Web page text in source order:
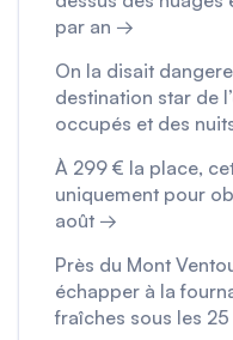
par an →
On la disait
destination star de
occupés et des
À 299 € la place,
uniquement pour
août →
Près du Mont
échapper à la
fraîches sous les